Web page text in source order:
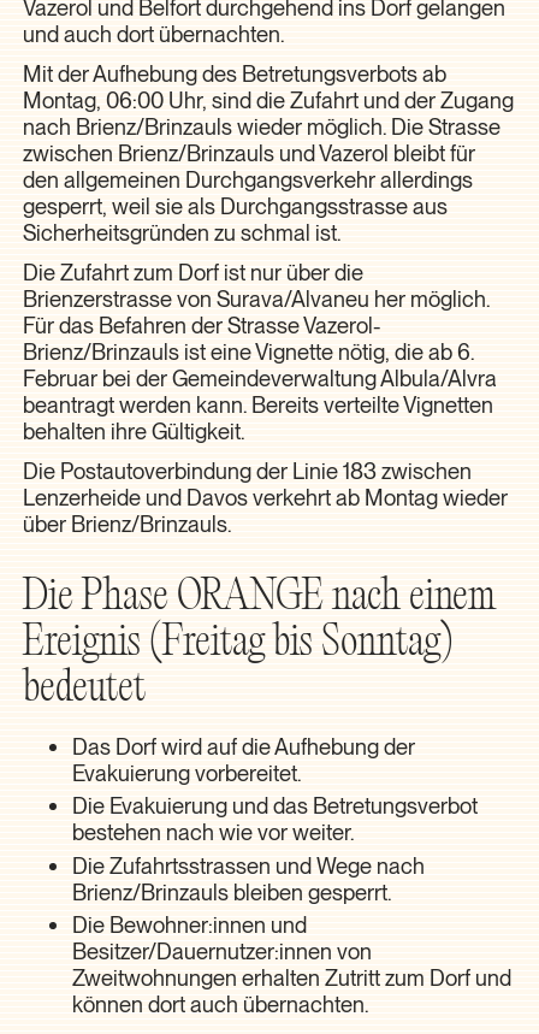
Vazerol und Belfort durchgehend ins Dorf gelangen
und auch dort übernachten.
Mit der Aufhebung des Betretungsverbots ab
Montag, 06:00 Uhr, sind die Zufahrt und der Zugang
nach Brienz/Brinzauls wieder möglich. Die Strasse
zwischen Brienz/Brinzauls und Vazerol bleibt für
den allgemeinen Durchgangsverkehr allerdings
gesperrt, weil sie als Durchgangsstrasse aus
Sicherheitsgründen zu schmal ist.
Die Zufahrt zum Dorf ist nur über die
Brienzerstrasse von Surava/Alvaneu her möglich.
Für das Befahren der Strasse Vazerol-
Brienz/Brinzauls ist eine Vignette nötig, die ab 6.
Februar bei der Gemeindeverwaltung Albula/Alvra
beantragt werden kann. Bereits verteilte Vignetten
behalten ihre Gültigkeit.
Die Postautoverbindung der Linie 183 zwischen
Lenzerheide und Davos verkehrt ab Montag wieder
über Brienz/Brinzauls.
Die Phase ORANGE nach einem
Ereignis (Freitag bis Sonntag)
bedeutet
Das Dorf wird auf die Aufhebung der
Evakuierung vorbereitet.
Die Evakuierung und das Betretungsverbot
bestehen nach wie vor weiter.
Die Zufahrtsstrassen und Wege nach
Brienz/Brinzauls bleiben gesperrt.
Die Bewohner:innen und
Besitzer/Dauernutzer:innen von
Zweitwohnungen erhalten Zutritt zum Dorf und
können dort auch übernachten.